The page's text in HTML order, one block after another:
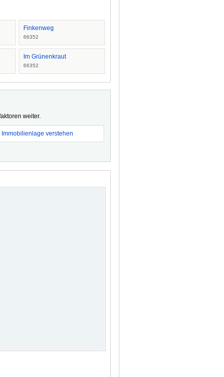
Finkenweg
66352
Im Grünenkraut
66352
weiter.
Immobilienlage verstehen